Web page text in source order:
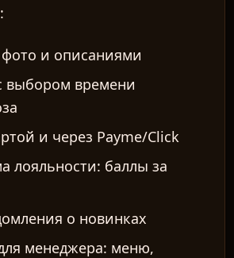
фото и описаниями
выбором времени
и через Payme/Click
лояльности: баллы за
о новинках
менеджера: меню,